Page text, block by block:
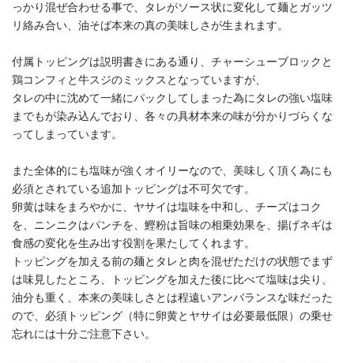
っかり混ぜ合わせる事で、タレがソース状に変化して麺とガッツ
リ絡み合い、油そば本来の真の美味しさが生まれます。
付属トッピングは説明書きにある通り、チャーシューブロックと
鶏コンフィと牛スジのミックスとなっていますが、
タレの中に沈めて一緒にパックしてしまった為にタレの強い塩味
までもが染み込んでおり、各々の具材本来の味が分かりづらくな
ってしまっています。
また全体的にも塩味が強くオイリーなので、美味しく頂く為にも
必須とされている追加トッピングは不可欠です。
卵黄は味をまろやかに、ヤサイは塩味を中和し、チーズはコク
を、ニンニクはパンチを、鰹粉は旨味の相乗効果を、揚げネギは
食感の変化を生み出す役割を果たしてくれます。
トッピングを加える前の麺とタレと肉を混ぜただけの状態でまず
は味見したところ、トッピングを加えた後に比べて塩味は尖り、
油分も重く、本来の美味しさとは程遠いアンバランスな味だった
ので、必須トッピング（特に卵黄とヤサイは必要最低限）の乗せ
忘れには十分ご注意下さい。